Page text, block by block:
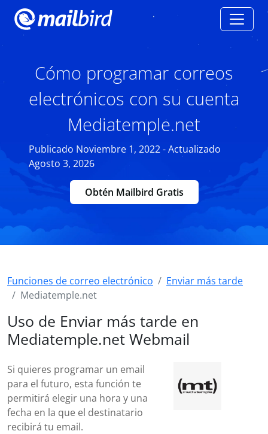
Cómo programar correos
electrónicos con su cuenta
Mediatemple.net
Publicado Noviembre 1, 2022 - Actualizado
Agosto 3, 2026
Obtén Mailbird Gratis
Funciones de correo electrónico
Enviar más tarde
Mediatemple.net
Uso de Enviar más tarde en
Mediatemple.net Webmail
Si quieres programar un email
para el futuro, esta función te
permitirá elegir una hora y una
fecha en la que el destinatario
recibirá tu email.